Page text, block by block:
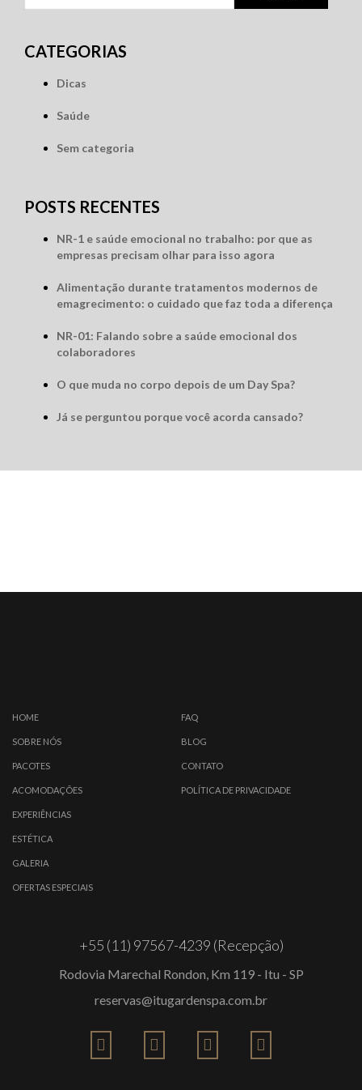
por:
CATEGORIAS
Dicas
Saúde
Sem categoria
POSTS RECENTES
NR-1 e saúde emocional no trabalho: por que as
empresas precisam olhar para isso agora
Alimentação durante tratamentos modernos de
emagrecimento: o cuidado que faz toda a diferença
NR-01: Falando sobre a saúde emocional dos
colaboradores
O que muda no corpo depois de um Day Spa?
Já se perguntou porque você acorda cansado?
HOME
SOBRE NÓS
PACOTES
ACOMODAÇÕES
EXPERIÊNCIAS
ESTÉTICA
GALERIA
OFERTAS ESPECIAIS
FAQ
BLOG
CONTATO
POLÍTICA DE PRIVACIDADE
+55 (11) 97567-4239 (Recepção)
Rodovia Marechal Rondon, Km 119 - Itu - SP
reservas@itugardenspa.com.br